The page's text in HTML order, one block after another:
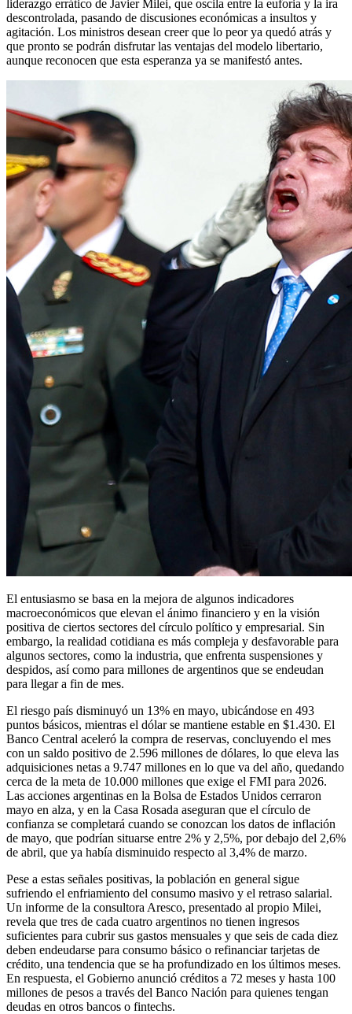
liderazgo errático de Javier Milei, que oscila entre la euforia y la ira
descontrolada, pasando de discusiones económicas a insultos y
agitación. Los ministros desean creer que lo peor ya quedó atrás y
que pronto se podrán disfrutar las ventajas del modelo libertario,
aunque reconocen que esta esperanza ya se manifestó antes.
El entusiasmo se basa en la mejora de algunos indicadores
macroeconómicos que elevan el ánimo financiero y en la visión
positiva de ciertos sectores del círculo político y empresarial. Sin
embargo, la realidad cotidiana es más compleja y desfavorable para
algunos sectores, como la industria, que enfrenta suspensiones y
despidos, así como para millones de argentinos que se endeudan
para llegar a fin de mes.
El riesgo país disminuyó un 13% en mayo, ubicándose en 493
puntos básicos, mientras el dólar se mantiene estable en $1.430. El
Banco Central aceleró la compra de reservas, concluyendo el mes
con un saldo positivo de 2.596 millones de dólares, lo que eleva las
adquisiciones netas a 9.747 millones en lo que va del año, quedando
cerca de la meta de 10.000 millones que exige el FMI para 2026.
Las acciones argentinas en la Bolsa de Estados Unidos cerraron
mayo en alza, y en la Casa Rosada aseguran que el círculo de
confianza se completará cuando se conozcan los datos de inflación
de mayo, que podrían situarse entre 2% y 2,5%, por debajo del 2,6%
de abril, que ya había disminuido respecto al 3,4% de marzo.
Pese a estas señales positivas, la población en general sigue
sufriendo el enfriamiento del consumo masivo y el retraso salarial.
Un informe de la consultora Aresco, presentado al propio Milei,
revela que tres de cada cuatro argentinos no tienen ingresos
suficientes para cubrir sus gastos mensuales y que seis de cada diez
deben endeudarse para consumo básico o refinanciar tarjetas de
crédito, una tendencia que se ha profundizado en los últimos meses.
En respuesta, el Gobierno anunció créditos a 72 meses y hasta 100
millones de pesos a través del Banco Nación para quienes tengan
deudas en otros bancos o fintechs.